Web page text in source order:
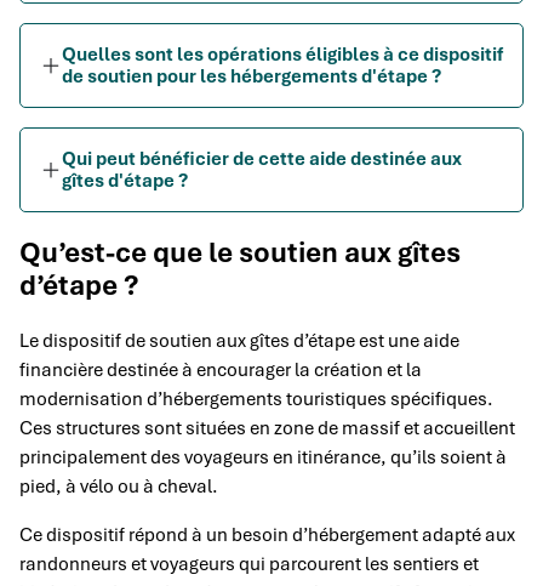
Quelles sont les opérations éligibles à ce dispositif
de soutien pour les hébergements d'étape ?
Qui peut bénéficier de cette aide destinée aux
gîtes d'étape ?
Qu’est-ce que le soutien aux gîtes
d’étape ?
Le dispositif de soutien aux gîtes d’étape est une aide
financière destinée à encourager la création et la
modernisation d’hébergements touristiques spécifiques.
Ces structures sont situées en zone de massif et accueillent
principalement des voyageurs en itinérance, qu’ils soient à
pied, à vélo ou à cheval.
Ce dispositif répond à un besoin d’hébergement adapté aux
randonneurs et voyageurs qui parcourent les sentiers et